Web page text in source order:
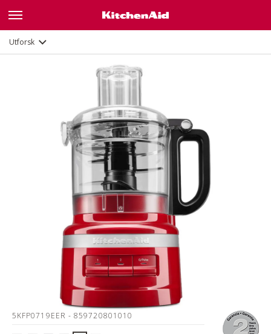
Utforsk
5KFP0719EER - 859720801010